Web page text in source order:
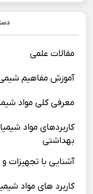
مقالات علمی
آموزش مفاهیم
معرفی کلی مواد
کاربردهای مواد
بهداشتی
آشنایی با تجهیزات و
کاربرد های مواد